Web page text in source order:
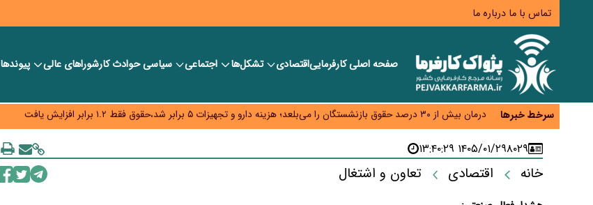
تماس با ما درباره ما
صفحه اصلیکارفرماییاقتصادی تشکل‌ها اجتماعی سیاسیحوادث کارشورا‎های عالی پیوندها
سرخط خبرها
اختیار تمدید مهلت ثبت آماری به سازمان‌های مناطق آزاد و ویژه اقتصادی واگذار شد
اقتصاد ایران با نسخه‌های کلاسیک به جایی نمی‌رسد/ ظرفیت تجارت ۳۰۰ میلیارد دلاری با همسایگان وجود دارد
درمان بیش از ۳۰ درصد حقوق بازنشستگان را می‌بلعد؛ هزینه دارو و تجهیزات ۵ برابر شد،حقوق فقط ۱.۲ برابر افزایش یافت
دام ارزان شد، گوشت نه/چرا کاهش قیمت به سفره مردم نرسید؟
افزایش کالابرگ در دستور کار دولت/ تصمیم‌گیری درباره قیمت و سهمیه بنزین همچنان در انتظار تأمین منابع و جمع‌بندی نهایی
۸۰۲۹۱۴۰۵/۰۱/۲۹ ۱۳:۴۰:۲۹
خانه اقتصادی تعاون و اشتغال